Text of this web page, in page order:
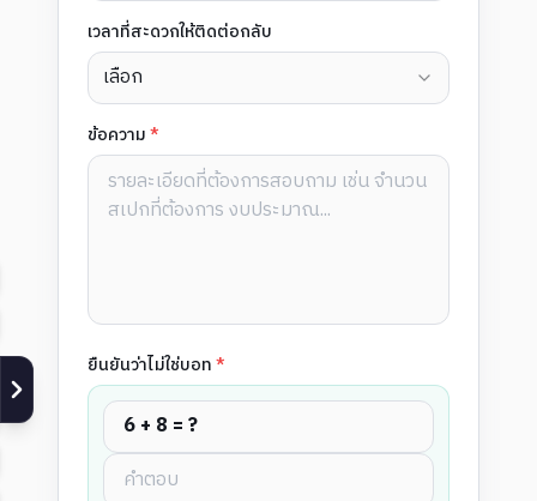
เวลาที่สะดวกให้ติดต่อกลับ
เลือก
ข้อความ*
ยืนยันว่าไม่ใช่บอท*
6 + 8 = ?